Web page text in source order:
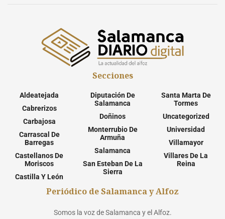
Secciones
Aldeatejada
Cabrerizos
Carbajosa
Carrascal De
Barregas
Castellanos De
Moriscos
Castilla Y León
Diputación De
Salamanca
Doñinos
Monterrubio De
Armuña
Salamanca
San Esteban De La
Sierra
Santa Marta De
Tormes
Uncategorized
Universidad
Villamayor
Villares De La
Reina
Periódico de Salamanca y Alfoz
Somos la voz de Salamanca y el Alfoz.